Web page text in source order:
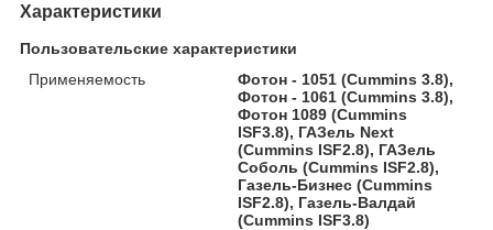
Характеристики
Пользовательские характеристики
Применяемость
Фотон - 1051 (Cummins 3.8),
Фотон - 1061 (Cummins 3.8),
Фотон 1089 (Cummins
ISF3.8), ГАЗель Next
(Cummins ISF2.8), ГАЗель
Соболь (Cummins ISF2.8),
Газель-Бизнес (Cummins
ISF2.8), Газель-Валдай
(Cummins ISF3.8)